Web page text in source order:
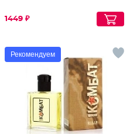
1449 ₽
Рекомендуем